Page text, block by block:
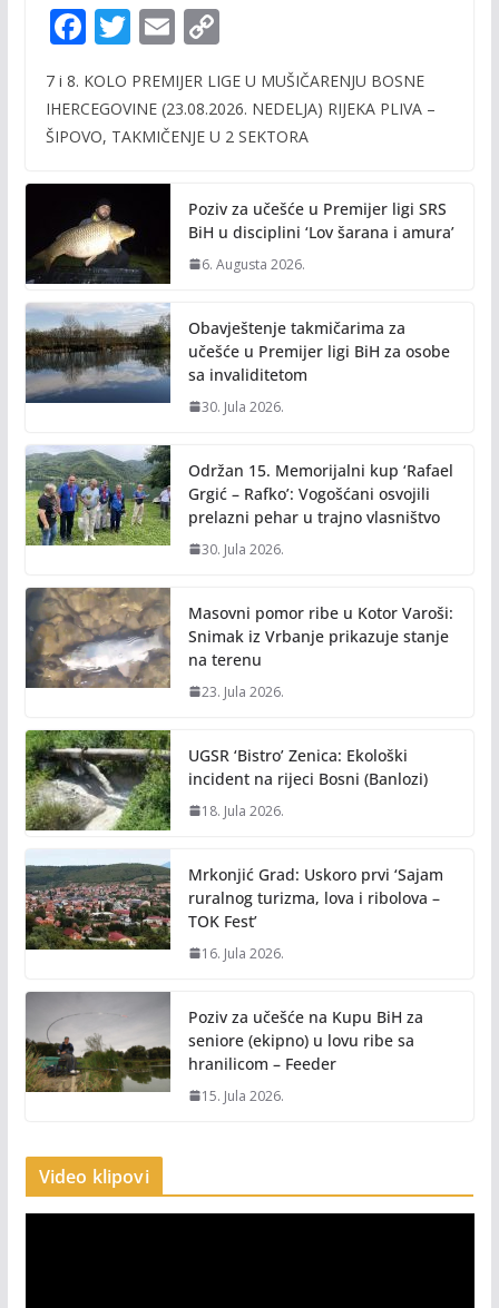
F
e
b
o
k
T
itt
er
E
ai
l
C
p
y
n
k
7 i 8. KOLO PREMIJER LIGE U MUŠIČARENJU BOSNE
IHERCEGOVINE (23.08.2026. NEDELJA) RIJEKA PLIVA –
ŠIPOVO, TAKMIČENJE U 2 SEKTORA
Poziv za učešće u Premijer ligi SRS
BiH u disciplini ‘Lov šarana i amura’
6. Augusta 2026.
Obavještenje takmičarima za
učešće u Premijer ligi BiH za osobe
sa invaliditetom
30. Jula 2026.
Održan 15. Memorijalni kup ‘Rafael
Grgić – Rafko’: Vogošćani osvojili
prelazni pehar u trajno vlasništvo
30. Jula 2026.
Masovni pomor ribe u Kotor Varoši:
Snimak iz Vrbanje prikazuje stanje
na terenu
23. Jula 2026.
UGSR ‘Bistro’ Zenica: Ekološki
incident na rijeci Bosni (Banlozi)
18. Jula 2026.
Mrkonjić Grad: Uskoro prvi ‘Sajam
ruralnog turizma, lova i ribolova –
TOK Fest’
16. Jula 2026.
Poziv za učešće na Kupu BiH za
seniore (ekipno) u lovu ribe sa
hranilicom – Feeder
15. Jula 2026.
Video klipovi